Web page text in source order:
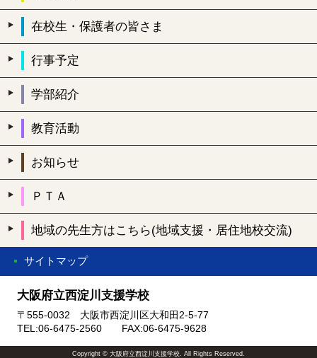
在校生・保護者の皆さま
行事予定
学部紹介
教育活動
お知らせ
ＰＴＡ
地域の先生方はこちら(地域支援・居住地校交流)
サイトマップ
大阪府立西淀川支援学校
〒555-0032 大阪市西淀川区大和田2-5-77
TEL:06-6475-2560 FAX:06-6475-9628
Copyright © 大阪府立西淀川支援学校. All Rights Reserved.